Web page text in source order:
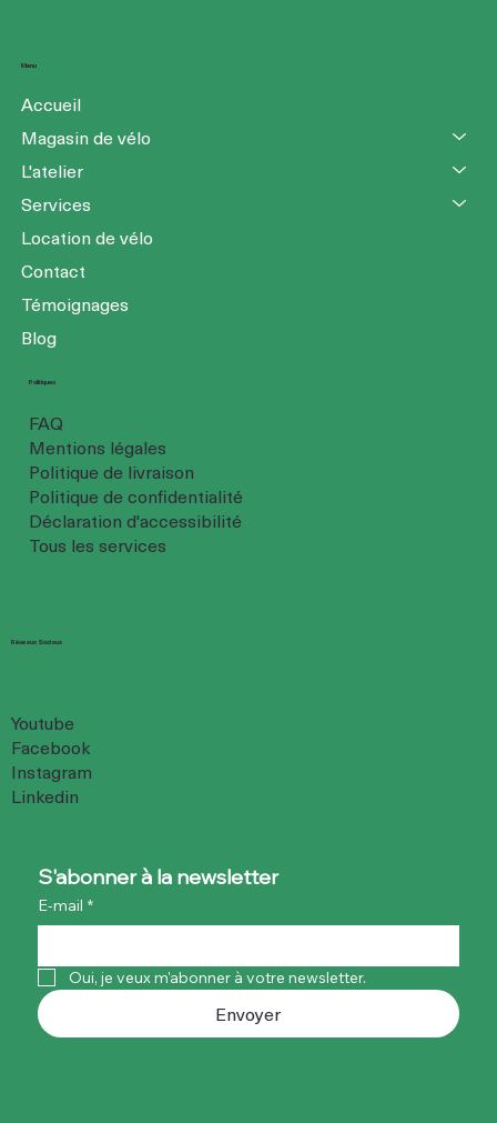
Menu
Accueil
Magasin de vélo
L'atelier
Services
Location de vélo
Contact
Témoignages
Blog
Politiques
FAQ
Mentions légales
Politique de livraison
Politique de confidentialité
Déclaration d'accessibilité
Tous les services
Youtube
Facebook
Instagram
Linkedin
Réseaux Sociaux
S'abonner à la newsletter
E-mail *
Oui, je veux m'abonner à votre newsletter.
Envoyer